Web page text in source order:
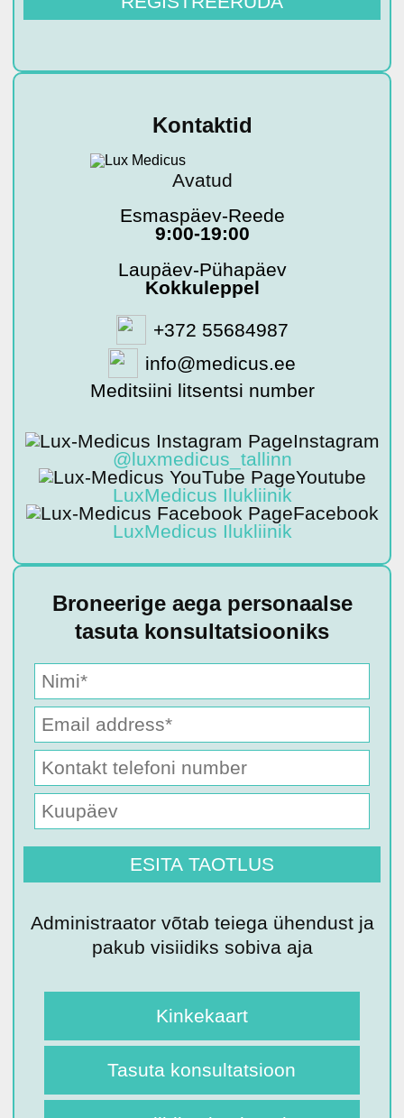
Kontaktid
Avatud
Esmaspäev-Reede
9:00-19:00
Laupäev-Pühapäev
Kokkuleppel
+372 55684987
info@medicus.ee
Meditsiini litsentsi number
Instagram
@luxmedicus_tallinn
Youtube
LuxMedicus Ilukliinik
Facebook
LuxMedicus Ilukliinik
Broneerige aega personaalse
tasuta konsultatsiooniks
Administraator võtab teiega ühendust ja
pakub visiidiks sobiva aja
Kinkekaart
Tasuta konsultatsioon